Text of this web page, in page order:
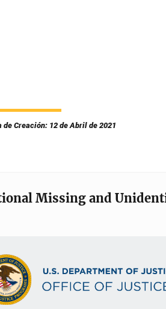
de Creación: 12 de Abril de 2021
Missing and